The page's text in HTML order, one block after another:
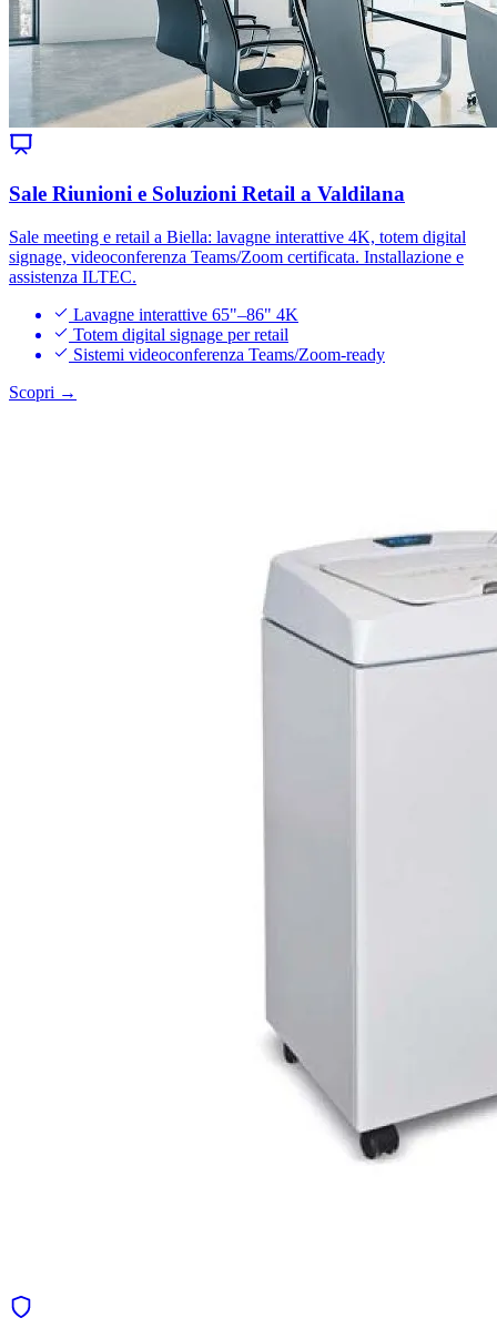
Sale Riunioni e Soluzioni Retail a Valdilana
Sale meeting e retail a Biella: lavagne interattive 4K, totem digital
signage, videoconferenza Teams/Zoom certificata. Installazione e
assistenza ILTEC.
Lavagne interattive 65"–86" 4K
Totem digital signage per retail
Sistemi videoconferenza Teams/Zoom-ready
Scopri →